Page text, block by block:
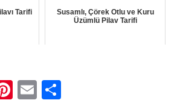
Tarifi
Susamlı, Çörek Otlu ve Kuru
Üzümlü Pilav Tarifi
Pinterest
Email